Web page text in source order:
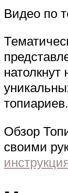
Видео по
топиариев.
Обзор
своими